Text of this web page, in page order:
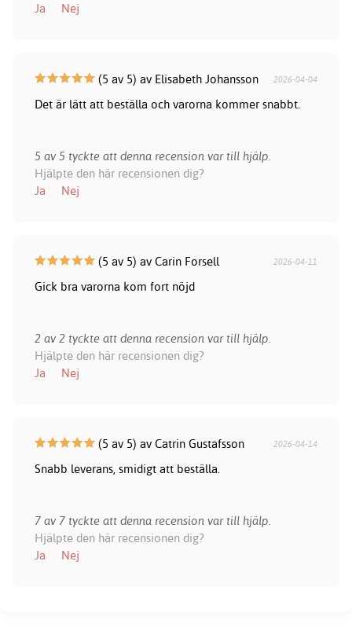
Ja
Nej
(5 av 5) av Elisabeth Johansson 2026-04-04
Det är lätt att beställa och varorna kommer snabbt.
5 av 5 tyckte att denna recension var till hjälp.
Hjälpte den här recensionen dig?
Ja
Nej
(5 av 5) av Carin Forsell 2026-04-11
Gick bra varorna kom fort nöjd
2 av 2 tyckte att denna recension var till hjälp.
Hjälpte den här recensionen dig?
Ja
Nej
(5 av 5) av Catrin Gustafsson 2026-04-14
Snabb leverans, smidigt att beställa.
7 av 7 tyckte att denna recension var till hjälp.
Hjälpte den här recensionen dig?
Ja
Nej